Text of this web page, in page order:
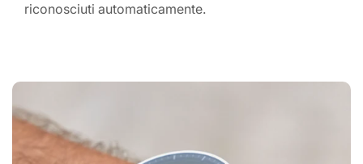
riconosciuti automaticamente.